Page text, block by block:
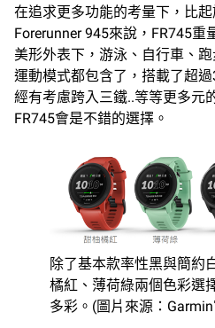
在追求更多功能的考量下，比
Forerunner 945來說，FR745
美形外表下，游泳、自行車、
運動模式都包含了，搭載了超
經有考慮跨入三鐵..等等更多元
FR745會是不錯的選擇。
除了基本款率性黑與簡約
橘紅、薄荷綠兩個色彩選
多彩。(圖片來源：